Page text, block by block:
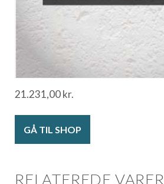
21.231,00kr.
GÅ TIL SHOP
RELATEREDE VARER